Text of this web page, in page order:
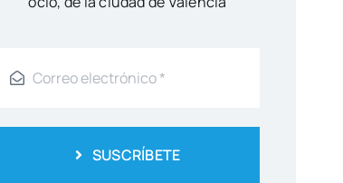
SUSCRÍBETE